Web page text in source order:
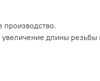
длины резьбы